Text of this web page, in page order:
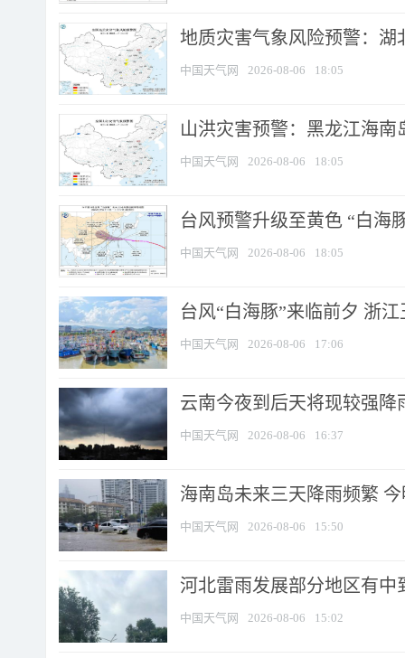
地质灾害气象风险预警：湖
中国天气网 2026-08-06 18:05
山洪灾害预警：黑龙江海
中国天气网 2026-08-06 18:05
台风预警升级至黄色 “白海
中国天气网 2026-08-06 18:05
台风“白海豚”来临前夕 浙
中国天气网 2026-08-06 17:06
云南今夜到后天将现较强降
中国天气网 2026-08-06 16:37
海南岛未来三天降雨频繁
中国天气网 2026-08-06 15:50
河北雷雨发展部分地区有中
中国天气网 2026-08-06 15:02